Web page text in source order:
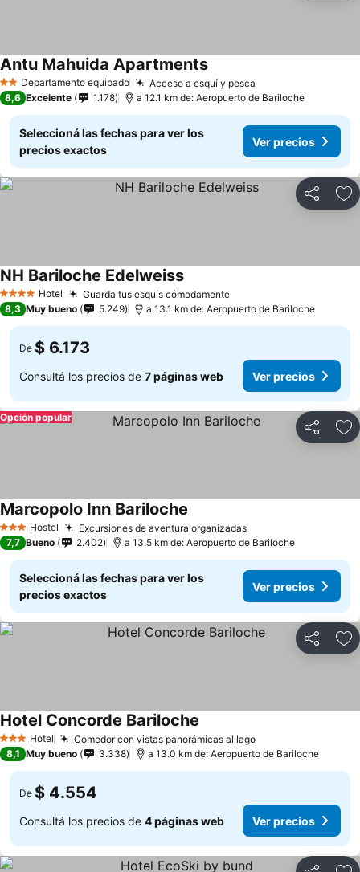
2 EstrellasDepartamento equipado Acceso a esquí y pesca
Antu Mahuida Apartments
8,6 Excelente 1.178 a 12.1 km de: Aeropuerto de Bariloche
Seleccioná las fechas para ver los
precios exactos
Ver precios
Compartir
4 EstrellasHotel Guarda tus esquís cómodamente
NH Bariloche Edelweiss
8,3 Muy bueno 5.249 a 13.1 km de: Aeropuerto de Bariloche
De $ 6.173
Consultá los precios de 7 páginas web Ver precios
Compartir
Opción popular
3 EstrellasHostel Excursiones de aventura organizadas
Marcopolo Inn Bariloche
7,7 Bueno 2.402 a 13.5 km de: Aeropuerto de Bariloche
Seleccioná las fechas para ver los
precios exactos
Ver precios
Compartir
3 Estrellas
Hotel Comedor con vistas panorámicas al lago
Hotel Concorde Bariloche
8,1 Muy bueno 3.338 a 13.0 km de: Aeropuerto de Bariloche
De $ 4.554
Consultá los precios de 4 páginas web Ver precios